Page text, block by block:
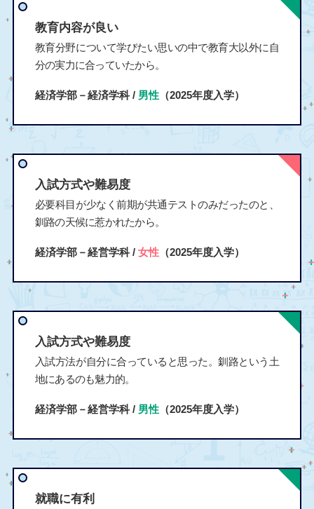
教育内容が良い
教育分野について学びたい思いの中で教育大以外に自
分の実力に合っていたから。
経済学部－経済学科 / 男性（2025年度入学）
入試方式や難易度
必要科目が少なく前期が共通テストのみだったのと、
釧路の天候に惹かれたから。
経済学部－経営学科 / 女性（2025年度入学）
入試方式や難易度
入試方法が自分に合っていると思った。釧路という土
地にあるのも魅力的。
経済学部－経営学科 / 男性（2025年度入学）
就職に有利